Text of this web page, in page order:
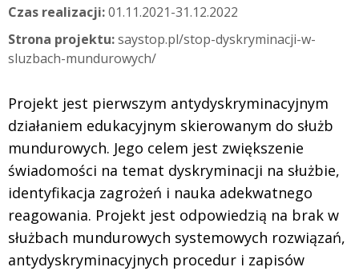
Czas realizacji:01.11.2021-31.12.2022
Strona projektu:saystop.pl/stop-dyskryminacji-w-
sluzbach-mundurowych/
Projekt jest pierwszym antydyskryminacyjnym
działaniem edukacyjnym skierowanym do służb
mundurowych. Jego celem jest zwiększenie
świadomości na temat dyskryminacji na służbie,
identyfikacja zagrożeń i nauka adekwatnego
reagowania. Projekt jest odpowiedzią na brak w
służbach mundurowych systemowych rozwiązań,
antydyskryminacyjnych procedur i zapisów